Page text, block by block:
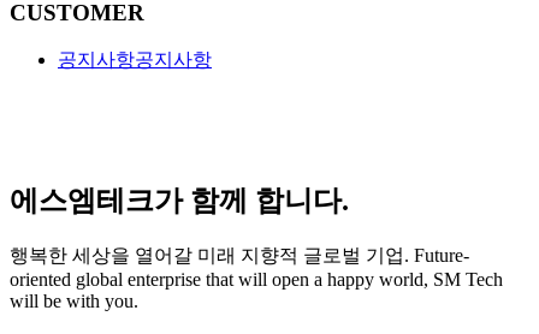
CUSTOMER
공지사항공지사항
에스엠테크가 함께 합니다.
행복한 세상을 열어갈 미래 지향적 글로벌 기업. Future-
oriented global enterprise that will open a happy world, SM Tech
will be with you.